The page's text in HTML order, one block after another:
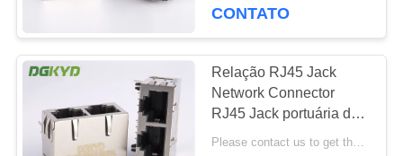
RJ45 SMD
Rj45
CONTATO
Relação RJ45 Jack
Network Connector
RJ45 Jack portuária de
KRJ
Please contact us to get the latest price. MOQ:1 parte